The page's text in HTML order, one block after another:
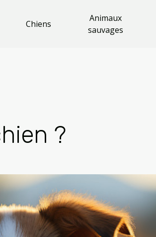
Chiens
Animaux
sauvages
?